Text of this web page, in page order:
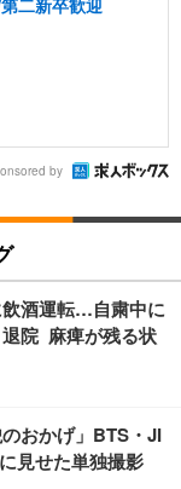
by
飲酒運転…自粛中に
退院 麻痺が残る状
のおかげ」BTS・JI
見せた単独撮影